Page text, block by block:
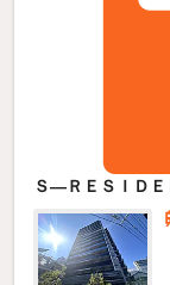
Ｓ—ＲＥＳＩＤＥ